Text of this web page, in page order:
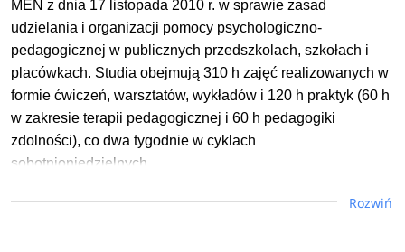
MEN z dnia 17 listopada 2010 r. w sprawie zasad
udzielania i organizacji pomocy psychologiczno-
pedagogicznej w publicznych przedszkolach, szkołach i
placówkach. Studia obejmują 310 h zajęć realizowanych w
formie ćwiczeń, warsztatów, wykładów i 120 h praktyk (60 h
w zakresie terapii pedagogicznej i 60 h pedagogiki
zdolności), co dwa tygodnie w cyklach
sobotnioniedzielnych.
Studia adresowane są do nauczycieli przedszkoli, szkółRozwiń